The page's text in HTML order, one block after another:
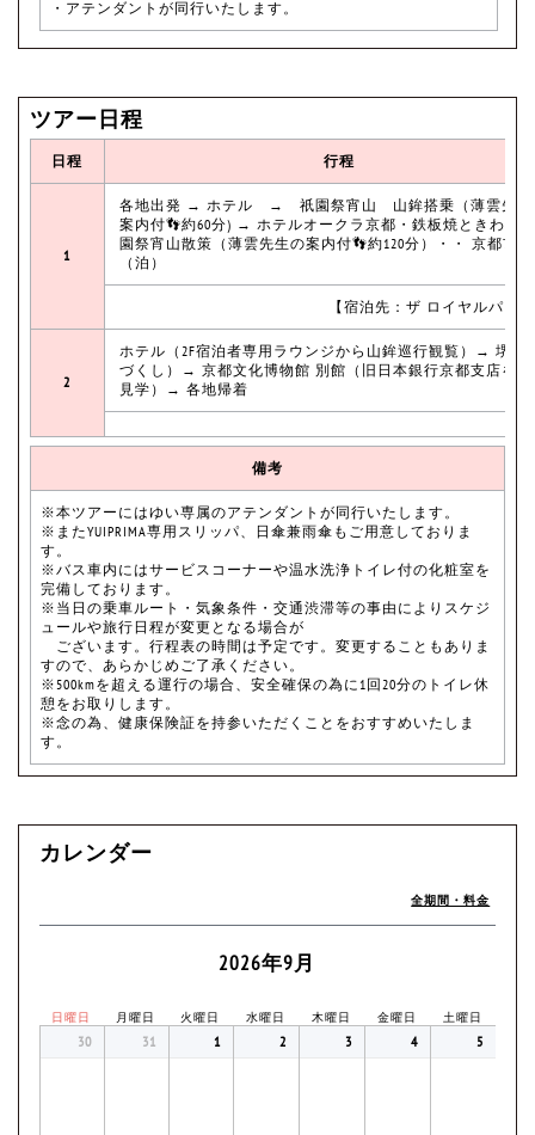
・アテンダントが同行いたします。
ツアー日程
日程 行程
1
各地出発 → ホテル → 祇園祭宵山 山鉾搭乗（薄雲先生
案内付👣約60分) → ホテルオークラ京都・鉄板焼ときわ →
園祭宵山散策（薄雲先生の案内付👣約120分）・・ 京都市内
（泊）
【宿泊先：ザ ロイヤルパー
2
ホテル（2F宿泊者専用ラウンジから山鉾巡行観覧）→ 堺萬
づくし）→ 京都文化博物館 別館（旧日本銀行京都支店を館
見学）→ 各地帰着
備考
※本ツアーにはゆい専属のアテンダントが同行いたします。
※またYUIPRIMA専用スリッパ、日傘兼雨傘もご用意しておりま
す。
※バス車内にはサービスコーナーや温水洗浄トイレ付の化粧室を
完備しております。
※当日の乗車ルート・気象条件・交通渋滞等の事由によりスケジ
ュールや旅行日程が変更となる場合が
ございます。行程表の時間は予定です。変更することもありま
すので、あらかじめご了承ください。
※500kmを超える運行の場合、安全確保の為に1回20分のトイレ休
憩をお取りします。
※念の為、健康保険証を持参いただくことをおすすめいたしま
す。
カレンダー
全期間・料金
2026年9月
日曜日 月曜日 火曜日 水曜日 木曜日 金曜日 土曜日
30 31 1 2 3 4 5